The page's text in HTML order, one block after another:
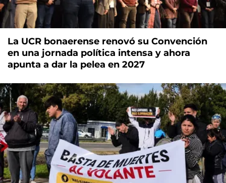
La UCR bonaerense renovó su Convención
en una jornada política intensa y ahora
apunta a dar la pelea en 2027